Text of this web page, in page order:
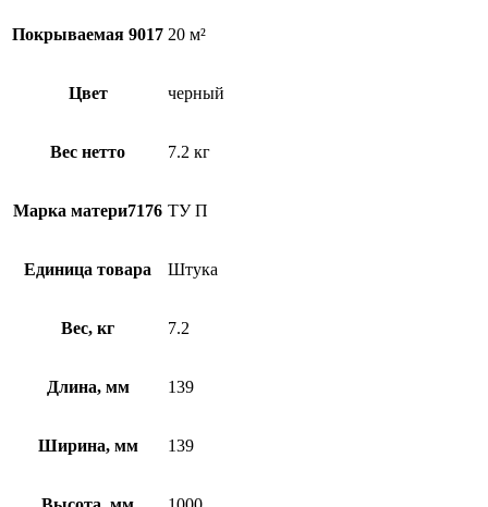
Покрываемая 9017 20 м²
Цвет черный
Вес нетто 7.2 кг
Марка матери7176 ТУ П
Единица товара Штука
Вес, кг 7.2
Длина, мм 139
Ширина, мм 139